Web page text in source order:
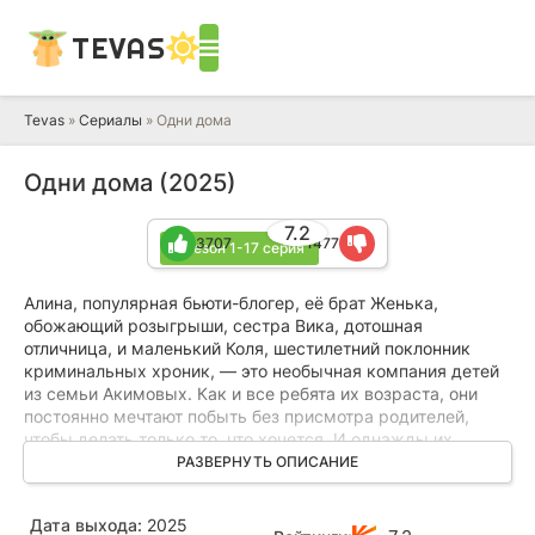
TEVAS
Tevas » Сериалы » Одни дома
Одни дома (2025)
1 сезон 1-17 серия
7.2
3707 1477
Алина, популярная бьюти-блогер, её брат Женька,
обожающий розыгрыши, сестра Вика, дотошная
отличница, и маленький Коля, шестилетний поклонник
криминальных хроник, — это необычная компания детей
из семьи Акимовых. Как и все ребята их возраста, они
постоянно мечтают побыть без присмотра родителей,
чтобы делать только то, что хочется. И однажды их
желание исполняется, правда, весьма неожиданным
образом: мама с папой застревают на Камчатке из-за
настоящий хаос из коробок с пиццей и гор грязной
РАЗВЕРНУТЬ ОПИСАНИЕ
Дата выхода: 2025